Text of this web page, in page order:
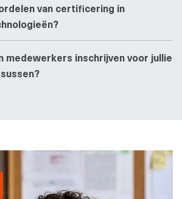
van certificering in
medewerkers inschrijven voor jullie